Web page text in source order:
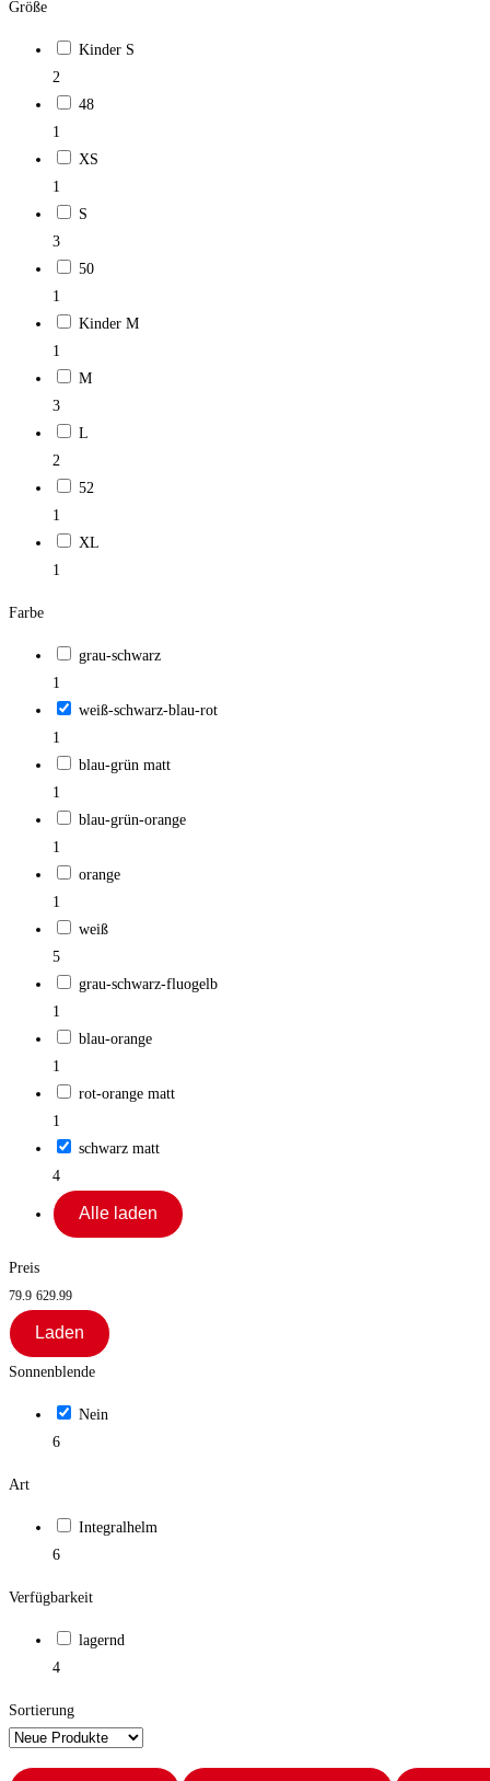
Größe
Kinder S
2
48
1
XS
1
S
3
50
1
Kinder M
1
M
3
L
2
52
1
XL
1
Farbe
grau-schwarz
1
weiß-schwarz-blau-rot
1
blau-grün matt
1
blau-grün-orange
1
orange
1
weiß
5
grau-schwarz-fluogelb
1
blau-orange
1
rot-orange matt
1
schwarz matt
4
Alle laden
Preis
79.9 629.99
Laden
Sonnenblende
Nein
6
Art
Integralhelm
6
Verfügbarkeit
lagernd
4
Sortierung